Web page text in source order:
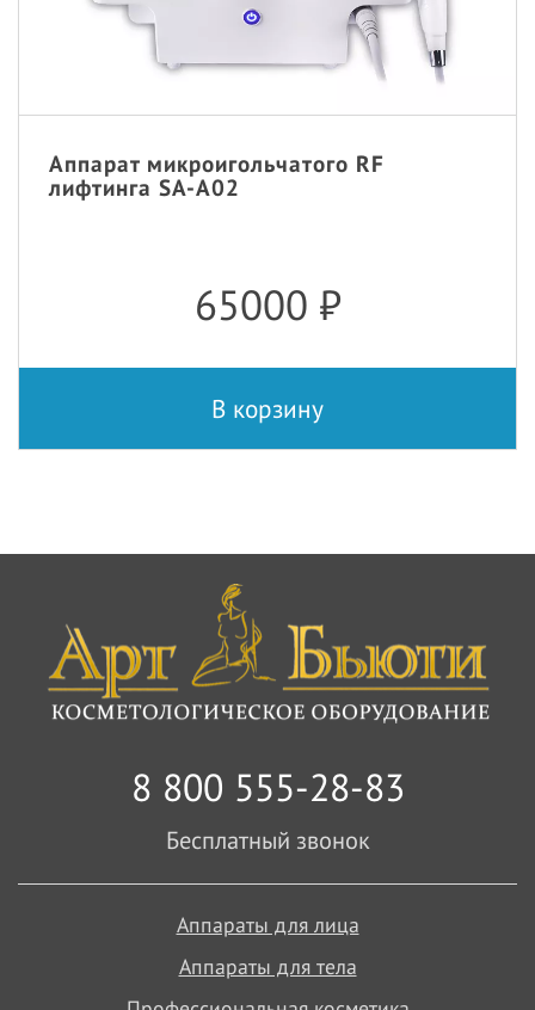
Аппарат микроигольчатого RF
лифтинга SA-A02
65000 ₽
В корзину
8 800 555-28-83
Бесплатный звонок
Аппараты для лица
Аппараты для тела